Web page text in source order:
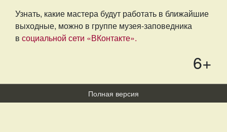
Узнать, какие мастера будут работать в ближайшие
выходные, можно в группе музея-заповедника
в социальной сети «ВКонтакте».
6+
Полная версия